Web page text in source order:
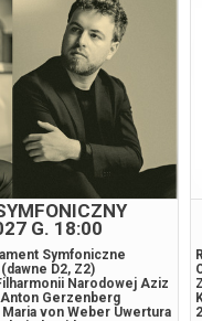
Hall w Warszawie
Hall w Warszawie
Hall w Warszawie
w Warszawie
w Warszawie
Hall w Warszawie
G. 18:00
Symfoniczne
D2, Z2)
Narodowej Aziz
Gerzenberg
von Weber Uwertura